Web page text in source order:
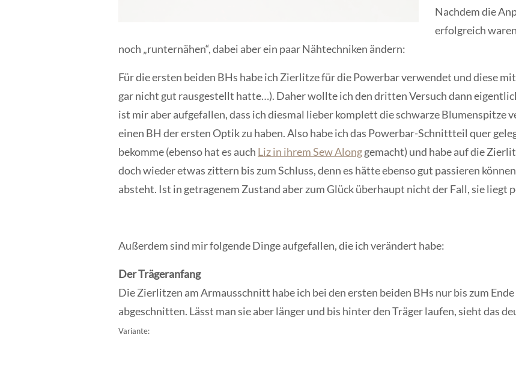
Nachdem die
erfolgreich
noch „runternähen“, dabei aber ein paar Nähtechniken ändern:
Für die ersten beiden BHs habe ich Zierlitze für die Powerbar verwendet und diese
gar nicht gut rausgestellt hatte…). Daher wollte ich den dritten Versuch dann
ist mir aber aufgefallen, dass ich diesmal lieber komplett die schwarze Blumenspitze
einen BH der ersten Optik zu haben. Also habe ich das Powerbar-Schnittteil quer
bekomme (ebenso hat es auch Liz in ihrem Sew Alonggemacht) und habe auf die
doch wieder etwas zittern bis zum Schluss, denn es hätte ebenso gut passieren
absteht. Ist in getragenem Zustand aber zum Glück überhaupt nicht der Fall, sie liegt
Außerdem sind mir folgende Dinge aufgefallen, die ich verändert habe:
Der Trägeranfang
Die Zierlitzen am Armausschnitt habe ich bei den ersten beiden BHs nur bis zum
abgeschnitten. Lässt man sie aber länger und bis hinter den Träger laufen, sieht das
Variante: